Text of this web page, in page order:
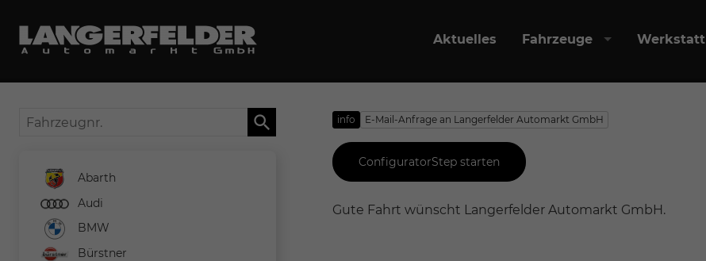
Aktuelles Fahrzeuge Werkstatt
info E-Mail-Anfrage an Langerfelder Automarkt GmbH
ConfiguratorStep starten
Gute Fahrt wünscht Langerfelder Automarkt GmbH.
Fahrzeugnr.
Abarth
Audi
BMW
Bürstner